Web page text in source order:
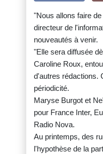
"Nous allons faire
directeur de
nouveautés à venir.
"Elle sera diffusée
Caroline Roux,
d'autres rédactions.
périodicité.
Maryse Burgot et
pour France Inter,
Radio Nova.
Au printemps, des
l'hypothèse de la